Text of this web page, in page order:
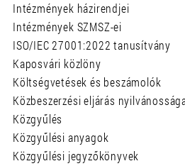
Intézmények házirendjei
Intézmények SZMSZ-ei
ISO/IEC 27001:2022 tanusítvány
Kaposvári közlöny
Költségvetések és beszámolók
Közbeszerzési eljárás
Közgyűlés
Közgyűlési anyagok
Közgyűlési jegyzőkönyvek